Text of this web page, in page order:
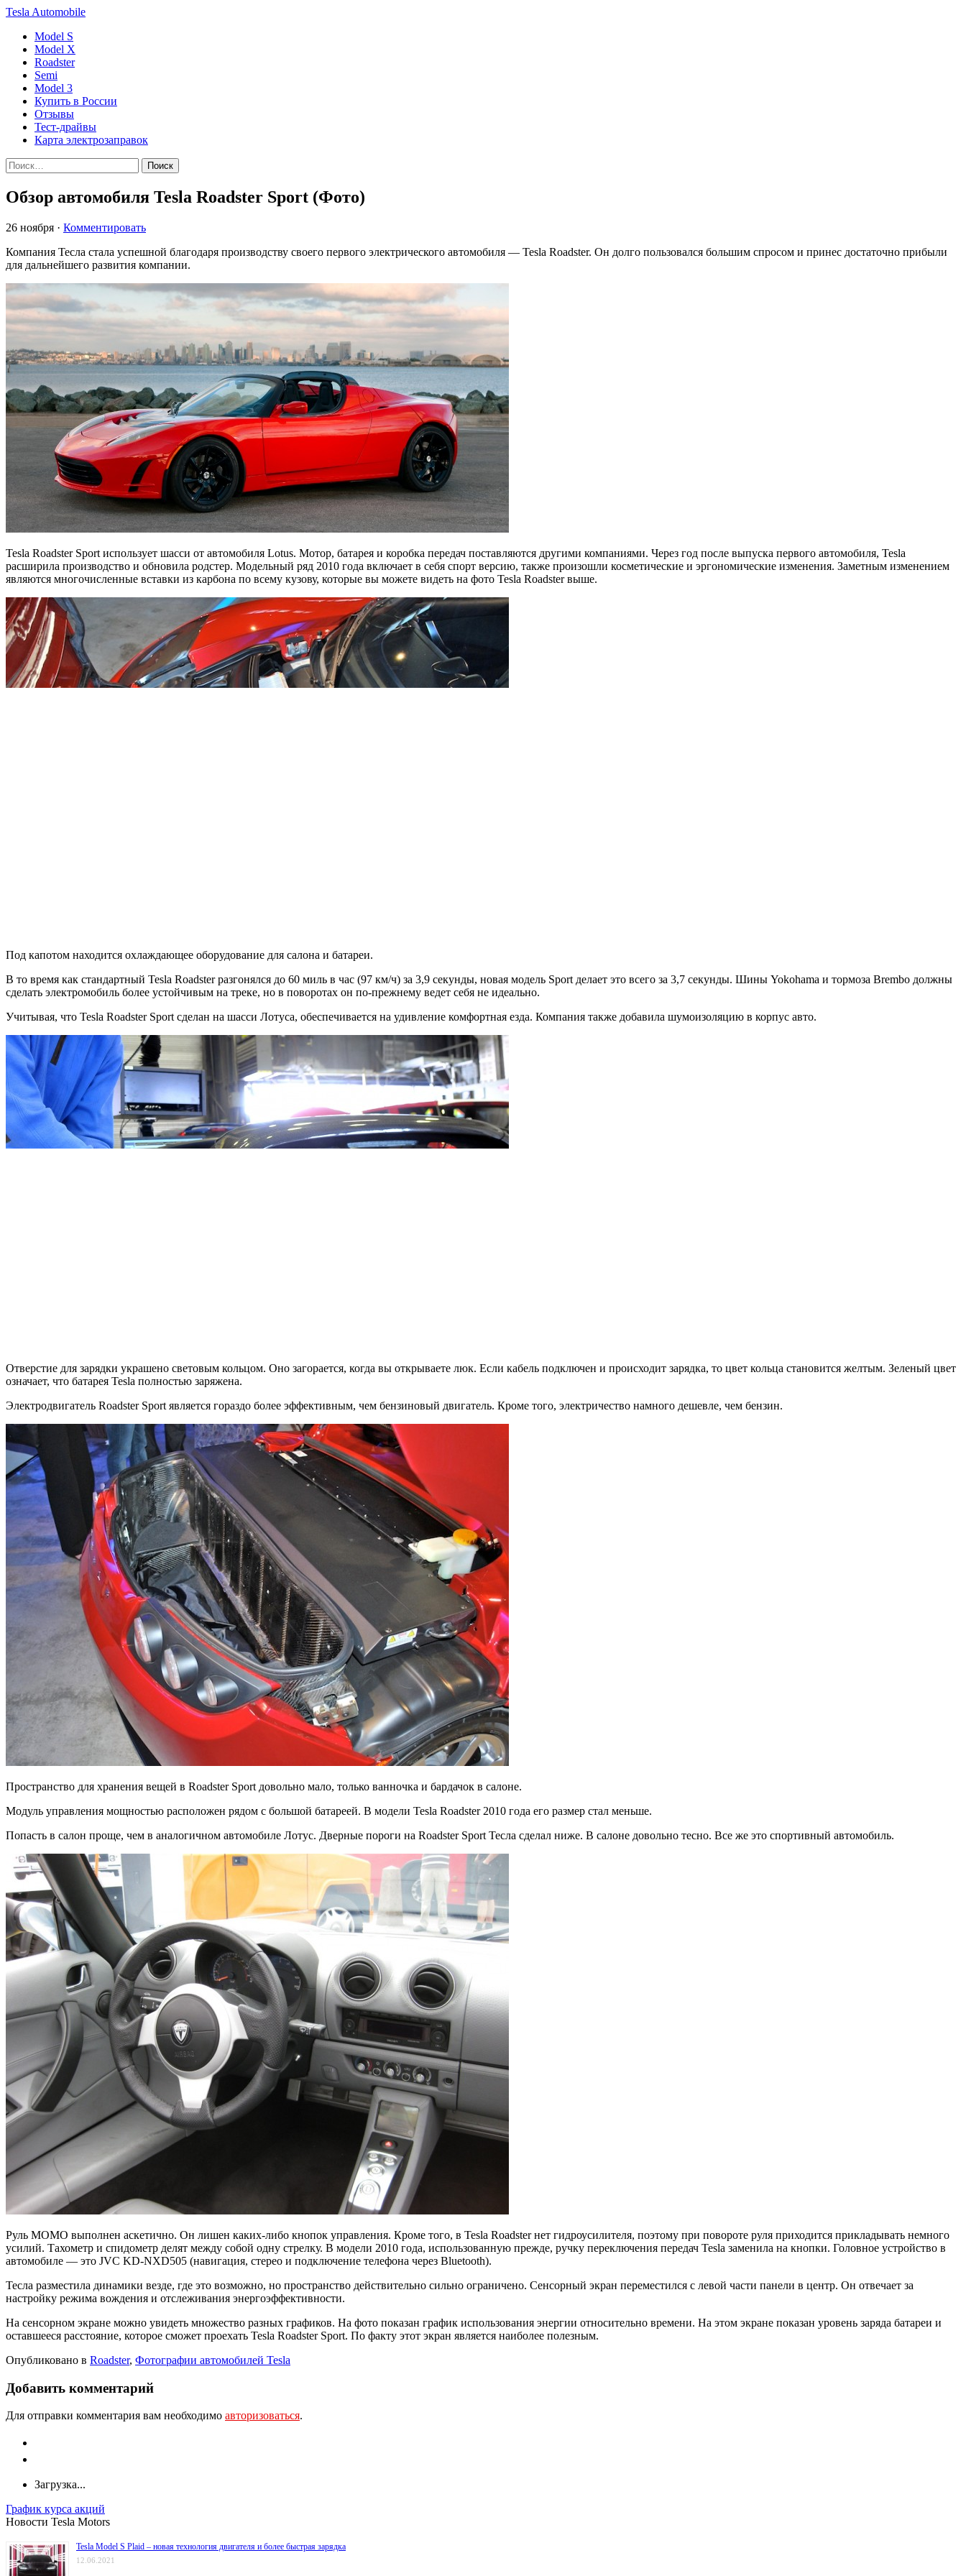
Tesla Automobile
Model S
Model X
Roadster
Semi
Model 3
Купить в России
Отзывы
Тест-драйвы
Карта электрозаправок
Обзор автомобиля Tesla Roadster Sport (Фото)
26 ноября · Комментировать
Компания Тесла стала успешной благодаря производству своего первого электрического автомобиля — Tesla Roadster. Он долго пользовался большим спросом и принес достаточно прибыли
для дальнейшего развития компании.
Tesla Roadster Sport использует шасси от автомобиля Lotus. Мотор, батарея и коробка передач поставляются другими компаниями. Через год после выпуска первого автомобиля, Tesla
расширила производство и обновила родстер. Модельный ряд 2010 года включает в себя спорт версию, также произошли косметические и эргономические изменения. Заметным изменением
являются многочисленные вставки из карбона по всему кузову, которые вы можете видеть на фото Tesla Roadster выше.
Под капотом находится охлаждающее оборудование для салона и батареи.
В то время как стандартный Tesla Roadster разгонялся до 60 миль в час (97 км/ч) за 3,9 секунды, новая модель Sport делает это всего за 3,7 секунды. Шины Yokohama и тормоза Brembo должны
сделать электромобиль более устойчивым на треке, но в поворотах он по-прежнему ведет себя не идеально.
Учитывая, что Tesla Roadster Sport сделан на шасси Лотуса, обеспечивается на удивление комфортная езда. Компания также добавила шумоизоляцию в корпус авто.
Отверстие для зарядки украшено световым кольцом. Оно загорается, когда вы открываете люк. Если кабель подключен и происходит зарядка, то цвет кольца становится желтым. Зеленый цвет
означает, что батарея Tesla полностью заряжена.
Электродвигатель Roadster Sport является гораздо более эффективным, чем бензиновый двигатель. Кроме того, электричество намного дешевле, чем бензин.
Пространство для хранения вещей в Roadster Sport довольно мало, только ванночка и бардачок в салоне.
Модуль управления мощностью расположен рядом с большой батареей. В модели Tesla Roadster 2010 года его размер стал меньше.
Попасть в салон проще, чем в аналогичном автомобиле Лотус. Дверные пороги на Roadster Sport Тесла сделал ниже. В салоне довольно тесно. Все же это спортивный автомобиль.
Руль МОМО выполнен аскетично. Он лишен каких-либо кнопок управления. Кроме того, в Tesla Roadster нет гидроусилителя, поэтому при повороте руля приходится прикладывать немного
усилий. Тахометр и спидометр делят между собой одну стрелку. В модели 2010 года, использованную прежде, ручку переключения передач Tesla заменила на кнопки. Головное устройство в
автомобиле — это JVC KD-NXD505 (навигация, стерео и подключение телефона через Bluetooth).
Тесла разместила динамики везде, где это возможно, но пространство действительно сильно ограничено. Сенсорный экран переместился с левой части панели в центр. Он отвечает за
настройку режима вождения и отслеживания энергоэффективности.
На сенсорном экране можно увидеть множество разных графиков. На фото показан график использования энергии относительно времени. На этом экране показан уровень заряда батареи и
оставшееся расстояние, которое сможет проехать Tesla Roadster Sport. По факту этот экран является наиболее полезным.
Опубликовано в Roadster, Фотографии автомобилей Tesla
Добавить комментарий
Для отправки комментария вам необходимо авторизоваться.
Загрузка...
График курса акций
Новости Tesla Motors
Tesla Model S Plaid – новая технология двигателя и более быстрая зарядка
12.06.2021